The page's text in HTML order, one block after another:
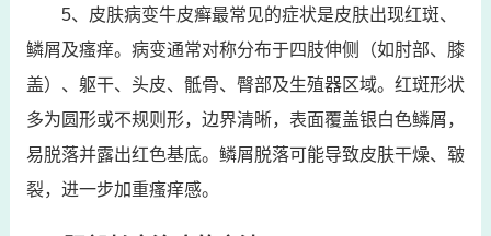
5、皮肤病变牛皮癣最常见的症状是皮肤出现红斑、
鳞屑及瘙痒。病变通常对称分布于四肢伸侧（如肘部、膝
盖）、躯干、头皮、骶骨、臀部及生殖器区域。红斑形状
多为圆形或不规则形，边界清晰，表面覆盖银白色鳞屑，
易脱落并露出红色基底。鳞屑脱落可能导致皮肤干燥、皲
裂，进一步加重瘙痒感。